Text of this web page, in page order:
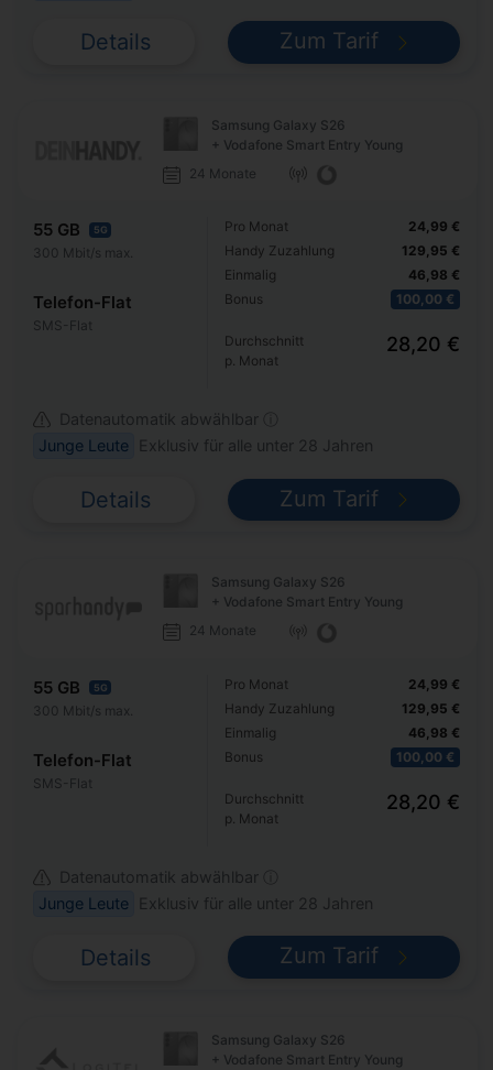
Details Zum Tarif
Samsung Galaxy S26
+ Vodafone Smart Entry Young
24 Monate
55 GB 5G
300 Mbit/s max.
Telefon-Flat
SMS-Flat
Pro Monat
Handy Zuzahlung
Einmalig
Bonus
24,99 €
129,95 €
46,98 €
100,00 €
Durchschnitt
p. Monat
28,20 €
Datenautomatik abwählbar ⓘ
Junge Leute
Exklusiv für alle unter 28 Jahren
Details Zum Tarif
Samsung Galaxy S26
+ Vodafone Smart Entry Young
24 Monate
55 GB 5G
300 Mbit/s max.
Telefon-Flat
SMS-Flat
Pro Monat
Handy Zuzahlung
Einmalig
Bonus
24,99 €
129,95 €
46,98 €
100,00 €
Durchschnitt
p. Monat
28,20 €
Datenautomatik abwählbar ⓘ
Junge Leute
Exklusiv für alle unter 28 Jahren
Details Zum Tarif
Samsung Galaxy S26
+ Vodafone Smart Entry Young